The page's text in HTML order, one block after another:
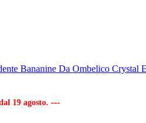
Bananine Da Ombelico Crystal
19 agosto. ---